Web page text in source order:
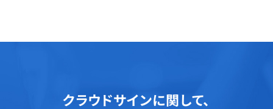
クラウドサインに関して、